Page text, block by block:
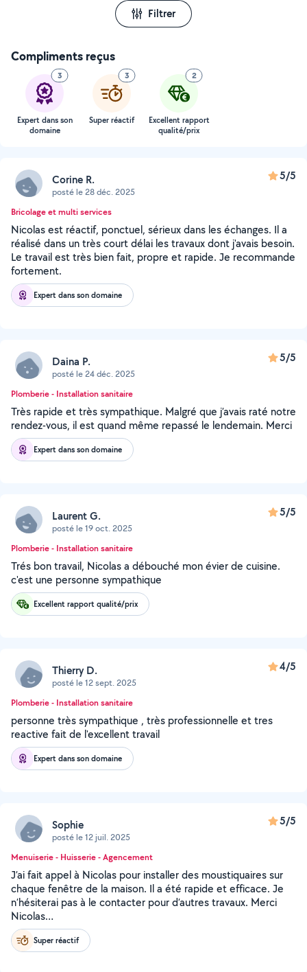
Filtrer
Compliments reçus
3
Expert dans son
domaine
3
Super réactif
2
Excellent rapport
qualité/prix
Corine R.
posté le 28 déc. 2025
5/5
Bricolage et multi services
Nicolas est réactif, ponctuel, sérieux dans les échanges. Il a
réalisé dans un très court délai les travaux dont j'avais besoin.
Le travail est très bien fait, propre et rapide. Je recommande
fortement.
Expert dans son domaine
Daina P.
posté le 24 déc. 2025
5/5
Plomberie - Installation sanitaire
Très rapide et très sympathique. Malgré que j’avais raté notre
rendez-vous, il est quand même repassé le lendemain. Merci
Expert dans son domaine
Laurent G.
posté le 19 oct. 2025
5/5
Plomberie - Installation sanitaire
Trés bon travail, Nicolas a débouché mon évier de cuisine.
c'est une personne sympathique
Excellent rapport qualité/prix
Thierry D.
posté le 12 sept. 2025
4/5
Plomberie - Installation sanitaire
personne très sympathique , très professionnelle et tres
reactive fait de l'excellent travail
Expert dans son domaine
Sophie
posté le 12 juil. 2025
5/5
Menuiserie - Huisserie - Agencement
J’ai fait appel à Nicolas pour installer des moustiquaires sur
chaque fenêtre de la maison. Il a été rapide et efficace. Je
n’hésiterai pas à le contacter pour d’autres travaux. Merci
Nicolas…
Super réactif